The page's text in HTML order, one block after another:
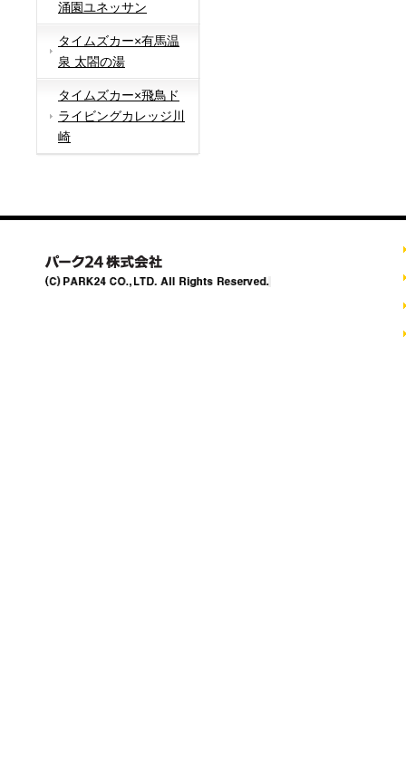
涌園ユネッサン
タイムズカー×有馬温
泉 太閤の湯
タイムズカー×飛鳥ド
ライビングカレッジ川
崎